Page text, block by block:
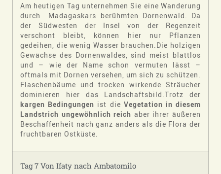
Am heutigen Tag unternehmen Sie eine Wanderung
durch Madagaskars berühmten Dornenwald. Da
der Südwesten der Insel von der Regenzeit
verschont bleibt, können hier nur Pflanzen
gedeihen, die wenig Wasser brauchen.Die holzigen
Gewächse des Dornenwaldes, sind meist blattlos
und – wie der Name schon vermuten lässt –
oftmals mit Dornen versehen, um sich zu schützen.
Flaschenbäume und trocken wirkende Sträucher
dominieren hier das Landschaftsbild.Trotz der
kargen Bedingungen ist die Vegetation in diesem
Landstrich ungewöhnlich reich aber ihrer äußeren
Beschaffenheit nach ganz anders als die Flora der
fruchtbaren Ostküste.
Tag 7 Von Ifaty nach Ambatomilo